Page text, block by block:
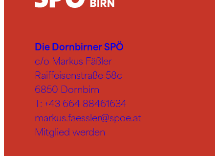
Die Dornbirner SPÖ
c/o Markus Fäßler
Raiffeisenstraße 58c
6850 Dornbirn
T: +43 664 88461634
markus.faessler@spoe.at
Mitglied werden